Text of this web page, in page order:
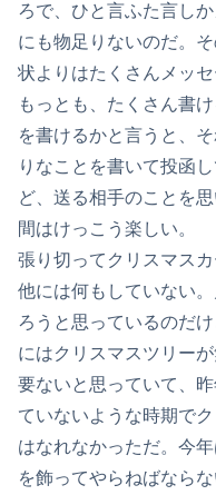
ろで、ひと言ふた言し
にも物足りないのだ。
状よりはたくさんメッセ
もっとも、たくさん書
を書けるかと言うと、
りなことを書いて投函
ど、送る相手のことを
間はけっこう楽しい。
張り切ってクリスマス
他には何もしていない
ろうと思っているのだ
にはクリスマスツリー
要ないと思っていて、
ていないような時期で
はなれなかっただ。今
を飾ってやらねばなら